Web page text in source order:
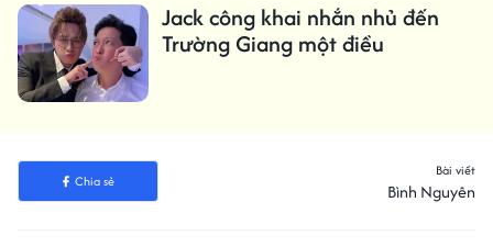
Jack công khai nhắn nhủ đến
Trường Giang một điều
Chia sẻ
Bài viết
Bình Nguyên